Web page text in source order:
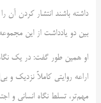
داشته باشند انتشار کردن آن
بین دو یادداشت از این
او همین طور گفت: در یک نگاه
اراعه روایتی کاملاً نزدیک و
مهم‌تر، تسلط نگاه انسانی و